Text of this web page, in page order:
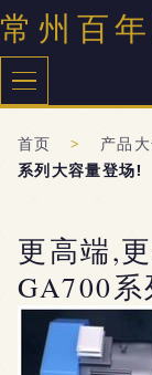
常州百
首页 > 产品
系列大容量登场!
更高端,
GA700